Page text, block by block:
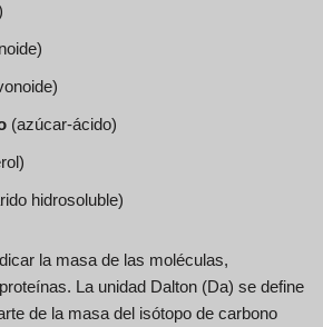
(azúcar-ácido)
hidrosoluble)
la masa de las moléculas,
La unidad Dalton (Da) se define
de la masa del isótopo de carbono